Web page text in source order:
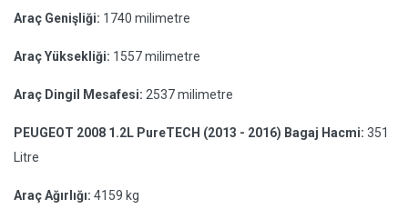
Araç Genişliği: 1740 milimetre
Araç Yüksekliği: 1557 milimetre
Araç Dingil Mesafesi: 2537 milimetre
PEUGEOT 2008 1.2L PureTECH (2013 - 2016) Bagaj Hacmi: 351
Litre
Araç Ağırlığı: 4159 kg